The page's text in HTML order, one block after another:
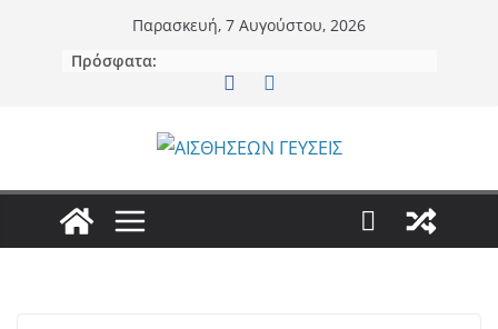
περιεχόμενο
Παρασκευή, 7 Αυγούστου, 2026
Πρόσφατα: